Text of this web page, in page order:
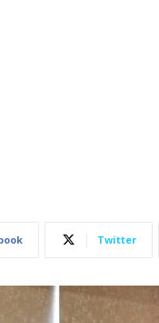
Twitter